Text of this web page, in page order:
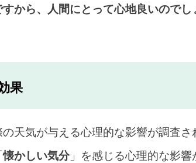
から、人間にとって心地良いのでし
果
天気が与える心理的な影響が調査さ
懐かしい気分」を感じる心理的な影響